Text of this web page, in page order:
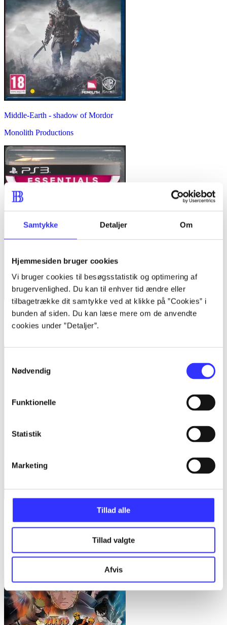
Samtykke Detaljer Om
Hjemmesiden bruger cookies
Vi bruger cookies til besøgsstatistik og optimering af
brugervenlighed. Du kan til enhver tid ændre eller
tilbagetrække dit samtykke ved at klikke på ”Cookies” i
bunden af siden. Du kan læse mere om de anvendte
cookies under ”Detaljer”.
Nødvendig
Funktionelle
Statistik
Marketing
Tillad alle
Tillad valgte
Afvis
Middle-Earth - shadow of Mordor
Monolith Productions
Kingdom hearts - HD II.5 remix